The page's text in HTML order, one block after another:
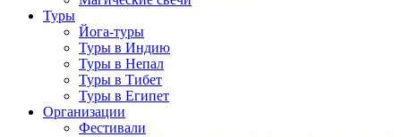
Туры
Йога-туры
Туры в Индию
Туры в Непал
Туры в Тибет
Туры в Египет
Организации
Фестивали